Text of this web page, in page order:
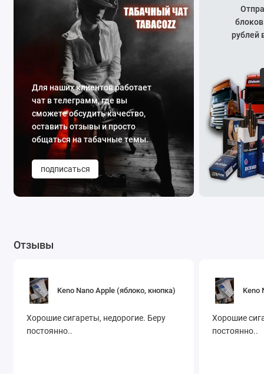
Для наших клиентов работает
чат в телеграмм, где вы
сможете обсудить качество,
оставить отзывы и просто
общаться на табачные темы.
подписаться
рублей
Отзывы
Keno Nano Apple (яблоко, кнопка)
Хорошие сигареты, недорогие. Беру
постоянно..
Keno
Хорошие
постоянно..